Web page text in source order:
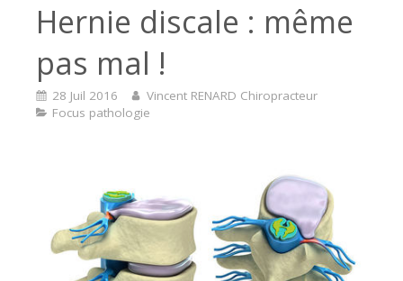
Hernie discale : même
pas mal !
28 Juil 2016
Vincent RENARD Chiropracteur
Focus pathologie